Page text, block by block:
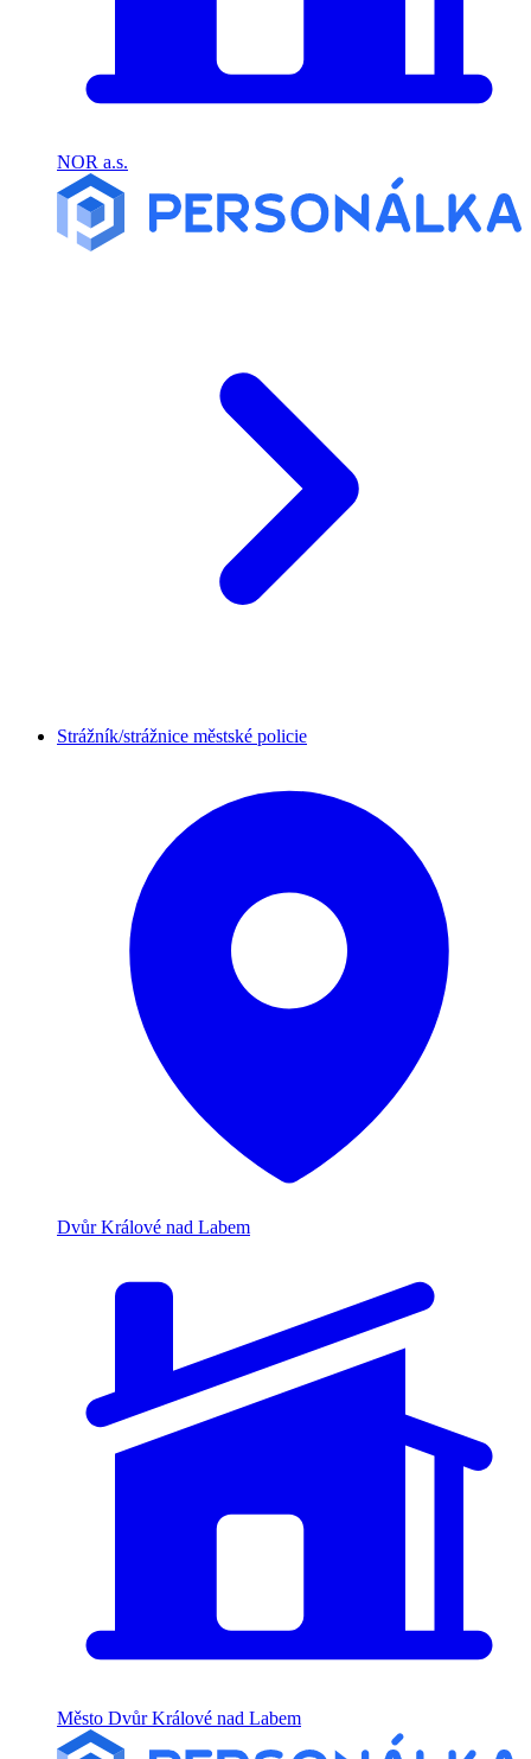
NOR a.s.
Strážník/strážnice městské policie
Dvůr Králové nad Labem
Město Dvůr Králové nad Labem